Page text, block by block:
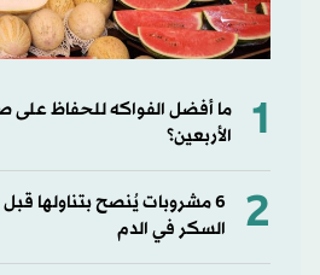
1
ما أفضل الفواكه للحفاظ على
الأربعين؟
2
6 مشروبات يُنصح بتناولها
السكر في الدم